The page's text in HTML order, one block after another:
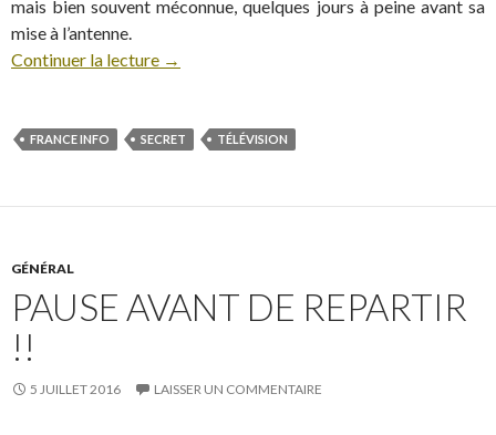
mais bien souvent méconnue, quelques jours à peine avant sa
mise à l’antenne.
Continuer la lecture →
FRANCE INFO SECRET TÉLÉVISION
GÉNÉRAL
PAUSE AVANT DE REPARTIR
!!
5 JUILLET 2016 LAISSER UN COMMENTAIRE